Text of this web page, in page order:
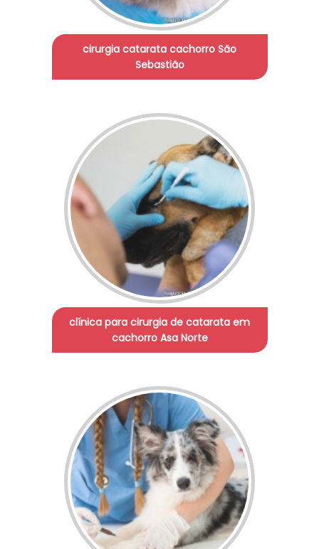
cirurgia catarata cachorro São
Sebastião
clínica para cirurgia de catarata em
cachorro Asa Norte